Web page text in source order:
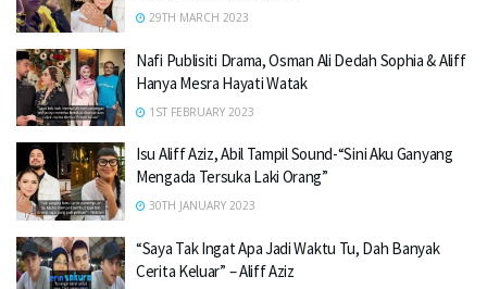
29TH MARCH 2023
Nafi Publisiti Drama, Osman Ali Dedah Sophia & Aliff
Hanya Mesra Hayati Watak
1ST FEBRUARY 2023
Isu Aliff Aziz, Abil Tampil Sound-“Sini Aku Ganyang
Mengada Tersuka Laki Orang”
30TH JANUARY 2023
“Saya Tak Ingat Apa Jadi Waktu Tu, Dah Banyak
Cerita Keluar” – Aliff Aziz